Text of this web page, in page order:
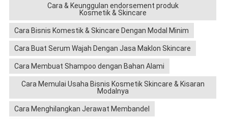
Cara & Keunggulan endorsement produk
Kosmetik & Skincare
Cara Bisnis Komestik & Skincare Dengan Modal Minim
Cara Buat Serum Wajah Dengan Jasa Maklon Skincare
Cara Membuat Shampoo dengan Bahan Alami
Cara Memulai Usaha Bisnis Kosmetik Skincare & Kisaran
Modalnya
Cara Menghilangkan Jerawat Membandel